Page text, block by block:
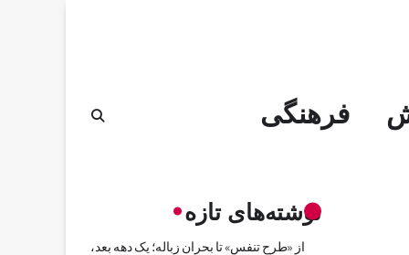
فرهنگی
نوشته‌های تازه
از «طرح تنفس» تا بحران زباله؛ یک دهه بعد،